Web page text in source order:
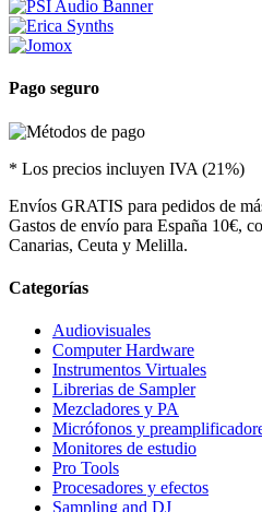
Pago seguro
* Los precios incluyen IVA (21%)
Envíos GRATIS para pedidos de
Gastos de envío para España 10€,
Canarias, Ceuta y Melilla.
Categorías
Audiovisuales
Computer Hardware
Instrumentos Virtuales
Librerias de Sampler
Mezcladores y PA
Micrófonos y
Monitores de estudio
Pro Tools
Procesadores y efectos
Sampling and DJ